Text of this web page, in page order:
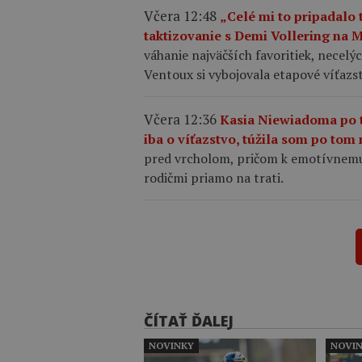
Včera 12:48 „Celé mi to pripadalo
taktizovanie s Demi Vollering na
váhanie najväčších favoritiek,
Ventoux si vybojovala etapové
Včera 12:36Kasia Niewiadoma
iba o víťazstvo, túžila som po tom
pred vrcholom, pričom k
rodičmi priamo na trati.
ČÍTAŤ ĎALEJ
NOVINKY